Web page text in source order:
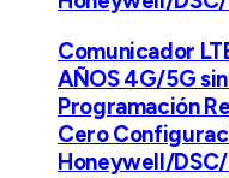
Comunicador
AÑOS 4G/5G
Programación
Cero
Honeywell/